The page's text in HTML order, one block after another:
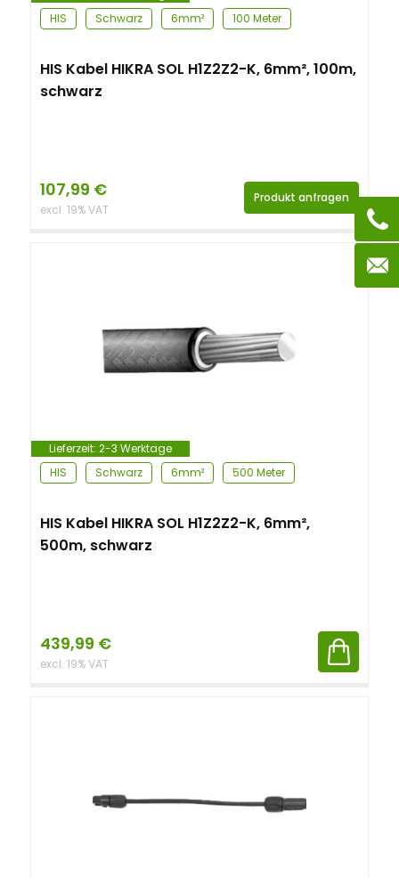
HIS
Schwarz 6mm² 100 Meter
HIS Kabel HIKRA SOL H1Z2Z2-K, 6mm², 100m,
schwarz
107,99 €
excl. 19% VAT
Produkt anfragen
Lieferzeit: 2-3 Werktage
HIS
Schwarz 6mm² 500 Meter
HIS Kabel HIKRA SOL H1Z2Z2-K, 6mm²,
500m, schwarz
439,99 €
excl. 19% VAT